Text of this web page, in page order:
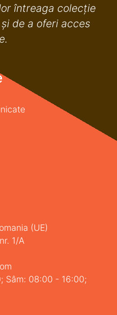
întreaga colecţie
de a oferi acces
(UE)
1/A
Sâm: 08:00 - 16:00;